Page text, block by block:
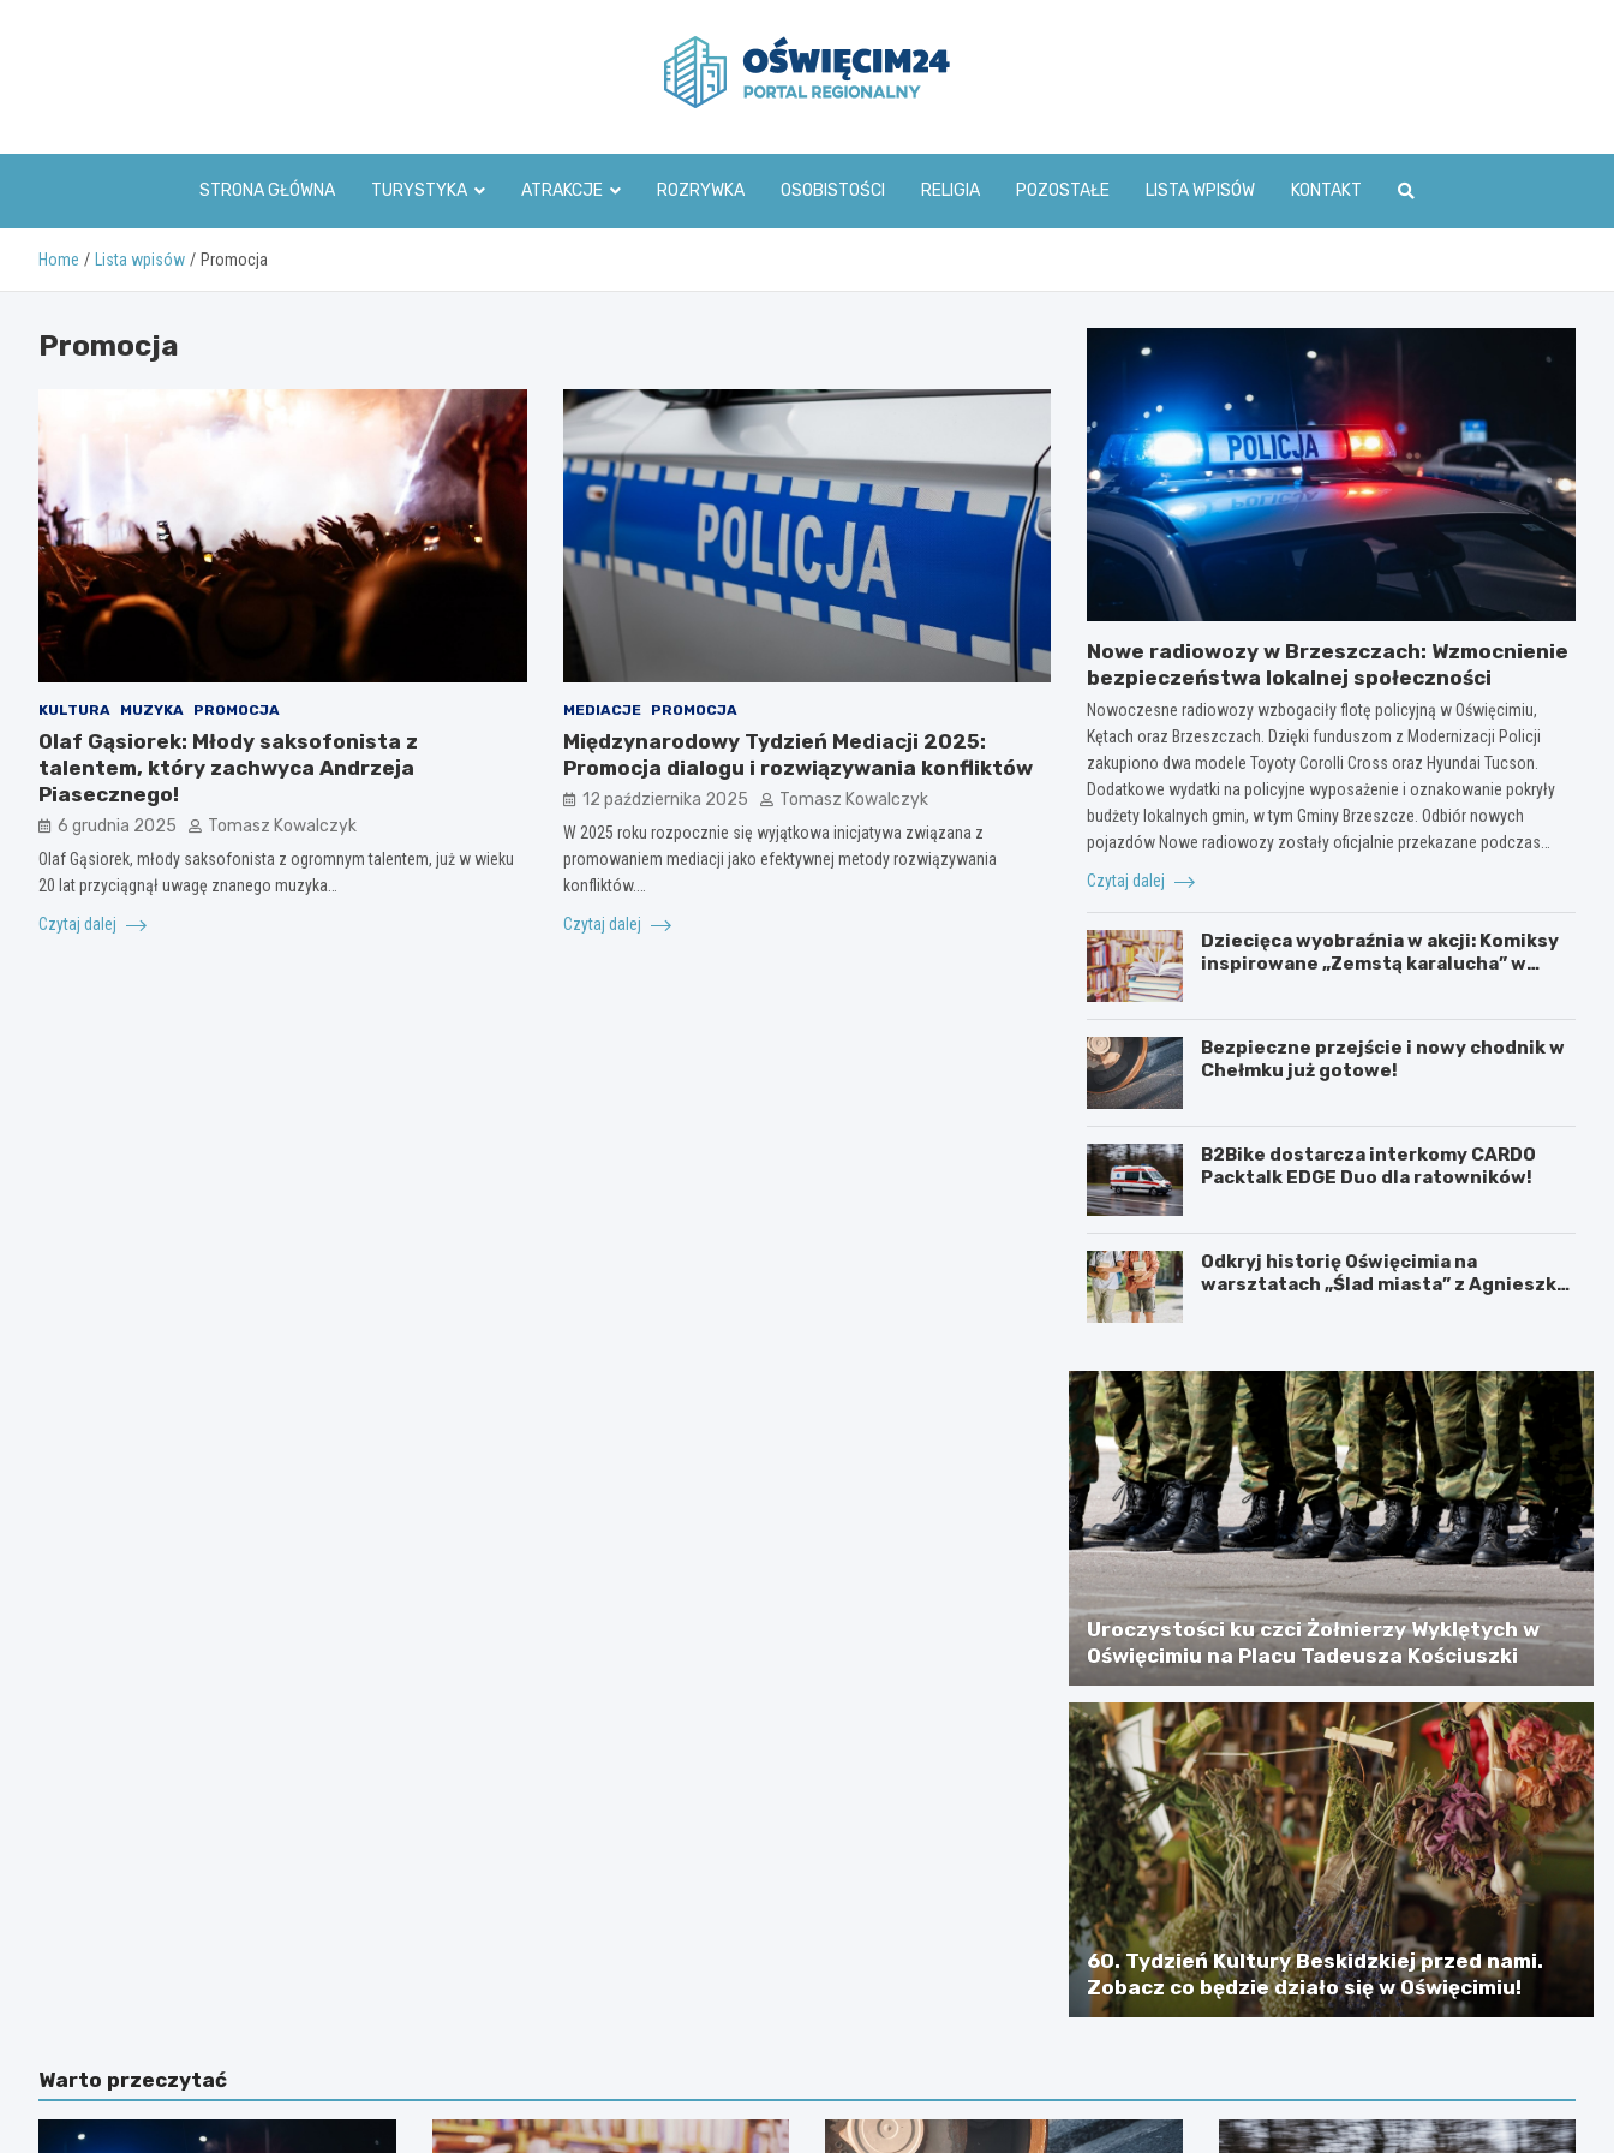
www.oswiecim24.pl
STRONA GŁÓWNA TURYSTYKA ATRAKCJE ROZRYWKA OSOBISTOŚCI RELIGIA POZOSTAŁE LISTA WPISÓW KONTAKT
Home Lista wpisów Promocja
Promocja
KULTURA MUZYKA PROMOCJA
Olaf Gąsiorek: Młody saksofonista z
talentem, który zachwyca Andrzeja
Piasecznego!
6 grudnia 2025 Tomasz Kowalczyk
Olaf Gąsiorek, młody saksofonista z ogromnym talentem, już w wieku
20 lat przyciągnął uwagę znanego muzyka…
Czytaj dalej
MEDIACJE PROMOCJA
Międzynarodowy Tydzień Mediacji 2025:
Promocja dialogu i rozwiązywania konfliktów
12 października 2025 Tomasz Kowalczyk
W 2025 roku rozpocznie się wyjątkowa inicjatywa związana z
promowaniem mediacji jako efektywnej metody rozwiązywania
konfliktów.…
Czytaj dalej
Nowe radiowozy w Brzeszczach: Wzmocnienie
bezpieczeństwa lokalnej społeczności
Nowoczesne radiowozy wzbogaciły flotę policyjną w Oświęcimiu,
Kętach oraz Brzeszczach. Dzięki funduszom z Modernizacji Policji
zakupiono dwa modele Toyoty Corolli Cross oraz Hyundai Tucson.
Dodatkowe wydatki na policyjne wyposażenie i oznakowanie pokryły
budżety lokalnych gmin, w tym Gminy Brzeszcze. Odbiór nowych
pojazdów Nowe radiowozy zostały oficjalnie przekazane podczas…
Czytaj dalej
Dziecięca wyobraźnia w akcji: Komiksy
inspirowane „Zemstą karalucha” w
Bezpieczne przejście i nowy chodnik w
Chełmku już gotowe!
B2Bike dostarcza interkomy CARDO
Packtalk EDGE Duo dla ratowników!
Odkryj historię Oświęcimia na
warsztatach „Ślad miasta” z Agnieszką
Uroczystości ku czci Żołnierzy Wyklętych w
Oświęcimiu na Placu Tadeusza Kościuszki
60. Tydzień Kultury Beskidzkiej przed nami.
Zobacz co będzie działo się w Oświęcimiu!
Warto przeczytać